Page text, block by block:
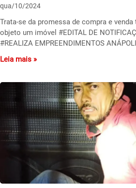
qua/10/2024
Trata-se da promessa de compra e venda
objeto um imóvel #EDITAL DE
#REALIZA EMPREENDIMENTOS
Leia mais »